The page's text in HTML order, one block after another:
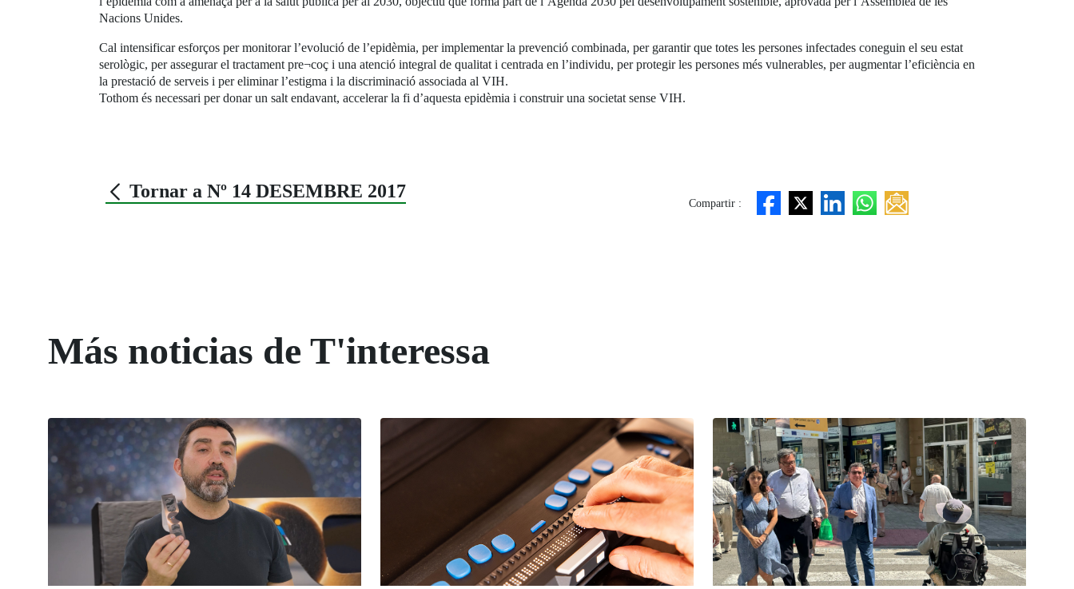
Nacions Unides.
Cal intensificar esforços per monitorar l’evolució de l’epidèmia, per implementar la prevenció combinada, per garantir que totes les persones infectades coneguin el seu estat
serològic, per assegurar el tractament pre¬coç i una atenció integral de qualitat i centrada en l’individu, per protegir les persones més vulnerables, per augmentar l’eficiència en
la prestació de serveis i per eliminar l’estigma i la discriminació associada al VIH.
Tothom és necessari per donar un salt endavant, accelerar la fi d’aquesta epidèmia i construir una societat sense VIH.
Tornar a Nº 14 DESEMBRE 2017
Compartir :
Más noticias de T'interessa